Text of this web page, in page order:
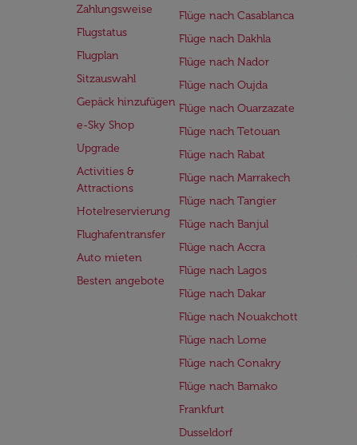
Zahlungsweise
Flugstatus
Flugplan
Sitzauswahl
Gepäck hinzufügen
e-Sky Shop
Upgrade
Activities &
Attractions
Hotelreservierung
Flughafentransfer
Auto mieten
Besten angebote
Flüge nach Casablanca
Flüge nach Dakhla
Flüge nach Nador
Flüge nach Oujda
Flüge nach Ouarzazate
Flüge nach Tetouan
Flüge nach Rabat
Flüge nach Marrakech
Flüge nach Tangier
Flüge nach Banjul
Flüge nach Accra
Flüge nach Lagos
Flüge nach Dakar
Flüge nach Nouakchott
Flüge nach Lome
Flüge nach Conakry
Flüge nach Bamako
Frankfurt
Dusseldorf